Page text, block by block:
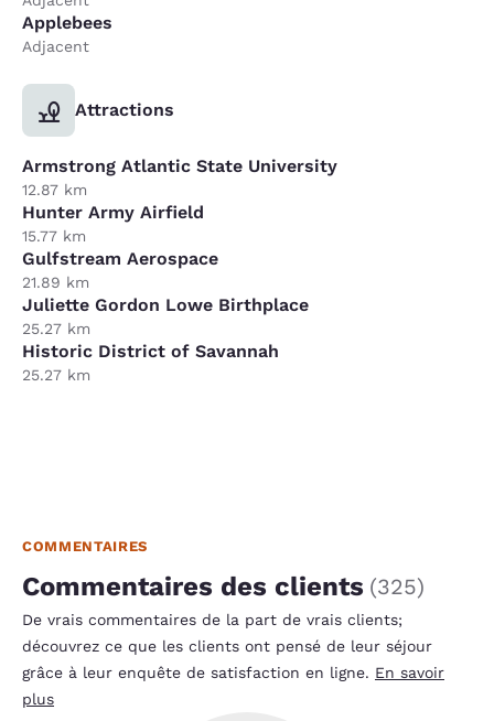
Applebees
Adjacent
Attractions
Armstrong Atlantic State University
12.87 km
Hunter Army Airfield
15.77 km
Gulfstream Aerospace
21.89 km
Juliette Gordon Lowe Birthplace
25.27 km
Historic District of Savannah
25.27 km
COMMENTAIRES
Commentaires des clients (325)
De vrais commentaires de la part de vrais clients;
découvrez ce que les clients ont pensé de leur séjour
grâce à leur enquête de satisfaction en ligne. En savoir
plus